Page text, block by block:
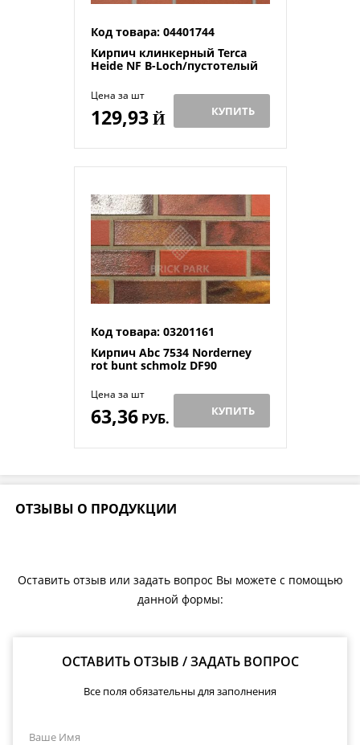
Код товара: 04401744
Кирпич клинкерный Terca
Heide NF B-Loch/пустотелый
Цена за шт
129,93Й КУПИТЬ
Код товара: 03201161
Кирпич Abc 7534 Norderney
rot bunt schmolz DF90
Цена за шт
63,36РУБ. КУПИТЬ
ОТЗЫВЫ О ПРОДУКЦИИ
Оставить отзыв или задать вопрос Вы можете с помощью
данной формы:
ОСТАВИТЬ ОТЗЫВ / ЗАДАТЬ ВОПРОС
Все поля обязательны для заполнения
Ваше Имя